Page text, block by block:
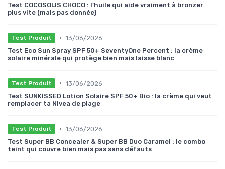
Test COCOSOLIS CHOCO : l’huile qui aide vraiment à bronzer
plus vite (mais pas donnée)
Test Produit • 13/06/2026
Test Eco Sun Spray SPF 50+ SeventyOne Percent : la crème
solaire minérale qui protège bien mais laisse blanc
Test Produit • 13/06/2026
Test SUNKISSED Lotion Solaire SPF 50+ Bio : la crème qui veut
remplacer ta Nivea de plage
Test Produit • 13/06/2026
Test Super BB Concealer & Super BB Duo Caramel : le combo
teint qui couvre bien mais pas sans défauts